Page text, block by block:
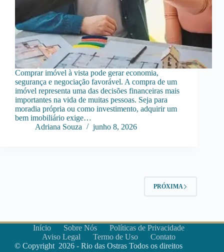
Comprar imóvel à vista pode gerar economia,
segurança e negociação favorável. A compra de um
imóvel representa uma das decisões financeiras mais
importantes na vida de muitas pessoas. Seja para
moradia própria ou como investimento, adquirir um
bem imobiliário exige…
Adriana Souza
junho 8, 2026
PRÓXIMA
Início Sobre Nós
Políticas de Privacidade
Aviso Legal
Termo de Uso
Contato
© Copyright 2026 - Rio das Ostras Todos os direitos